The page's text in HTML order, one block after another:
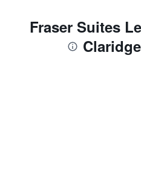
הטבות ושירותים בFraser Suites Le